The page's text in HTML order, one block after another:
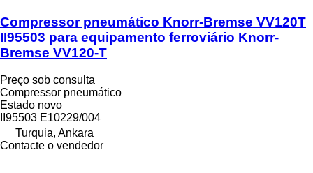
Compressor pneumático Knorr-Bremse VV120T
II95503 para equipamento ferroviário Knorr-
Bremse VV120-T
Preço sob consulta
Compressor pneumático
Estado novo
II95503 E10229/004
Turquia, Ankara
Contacte o vendedor